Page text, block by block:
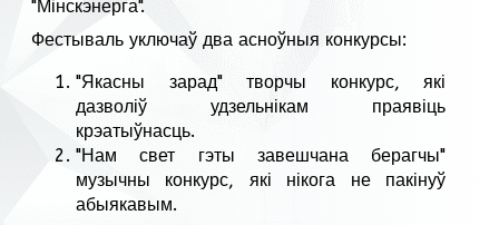
"Мінскэнерга".
Фестываль уключаў два асноўныя конкурсы:
"Якасны зарад" творчы конкурс, які
дазволіў удзельнікам праявіць
крэатыўнасць.
"Нам свет гэты завешчана берагчы"
музычны конкурс, які нікога не пакінуў
абыякавым.